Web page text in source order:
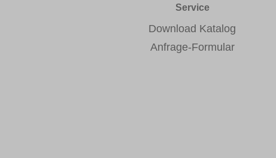
Service
Download Katalog
Anfrage-Formular